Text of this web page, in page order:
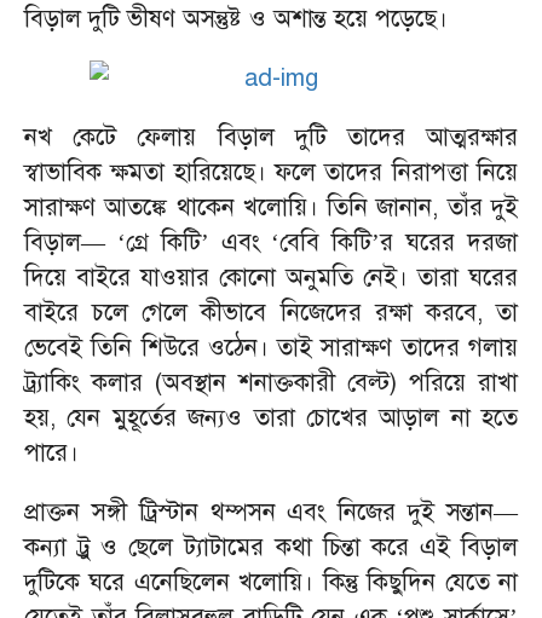
বিড়াল দুটি ভীষণ অসন্তুষ্ট ও অশান্ত হয়ে পড়েছে।
নখ কেটে ফেলায় বিড়াল দুটি তাদের আত্মরক্ষার
স্বাভাবিক ক্ষমতা হারিয়েছে। ফলে তাদের নিরাপত্তা নিয়ে
সারাক্ষণ আতঙ্কে থাকেন খলোয়ি। তিনি জানান, তাঁর দুই
বিড়াল— ‘গ্রে কিটি’ এবং ‘বেবি কিটি’র ঘরের দরজা
দিয়ে বাইরে যাওয়ার কোনো অনুমতি নেই। তারা ঘরের
বাইরে চলে গেলে কীভাবে নিজেদের রক্ষা করবে, তা
ভেবেই তিনি শিউরে ওঠেন। তাই সারাক্ষণ তাদের গলায়
ট্র্যাকিং কলার (অবস্থান শনাক্তকারী বেল্ট) পরিয়ে রাখা
হয়, যেন মুহূর্তের জন্যও তারা চোখের আড়াল না হতে
পারে।
প্রাক্তন সঙ্গী ট্রিস্টান থম্পসন এবং নিজের দুই সন্তান—
কন্যা ট্রু ও ছেলে ট্যাটামের কথা চিন্তা করে এই বিড়াল
দুটিকে ঘরে এনেছিলেন খলোয়ি। কিন্তু কিছুদিন যেতে না